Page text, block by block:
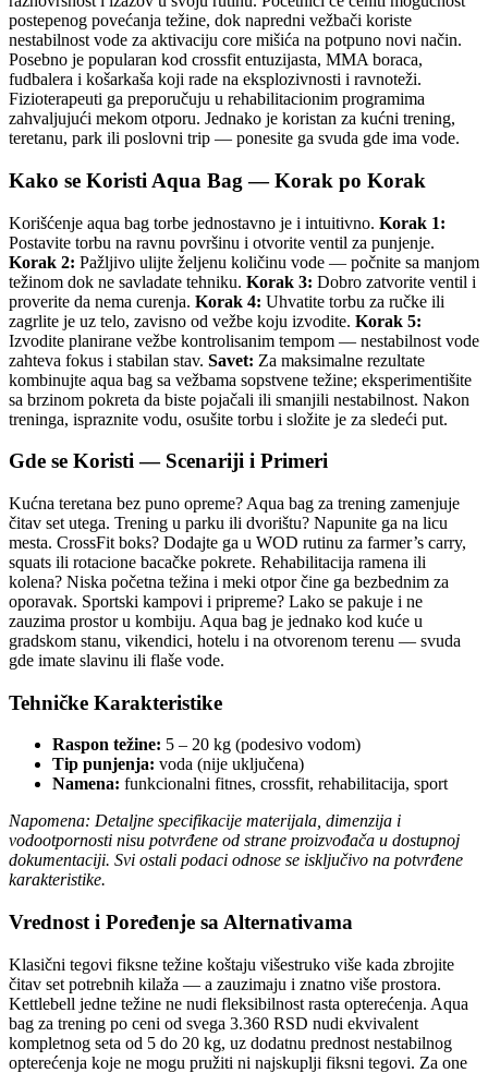
postepenog povećanja težine, dok napredni vežbači koriste
nestabilnost vode za aktivaciju core mišića na potpuno novi način.
Posebno je popularan kod crossfit entuzijasta, MMA boraca,
fudbalera i košarkaša koji rade na eksplozivnosti i ravnoteži.
Fizioterapeuti ga preporučuju u rehabilitacionim programima
zahvaljujući mekom otporu. Jednako je koristan za kućni trening,
teretanu, park ili poslovni trip — ponesite ga svuda gde ima vode.
Kako se Koristi Aqua Bag — Korak po Korak
Korišćenje aqua bag torbe jednostavno je i intuitivno. Korak 1:
Postavite torbu na ravnu površinu i otvorite ventil za punjenje.
Korak 2: Pažljivo ulijte željenu količinu vode — počnite sa manjom
težinom dok ne savladate tehniku. Korak 3: Dobro zatvorite ventil i
proverite da nema curenja. Korak 4: Uhvatite torbu za ručke ili
zagrlite je uz telo, zavisno od vežbe koju izvodite. Korak 5:
Izvodite planirane vežbe kontrolisanim tempom — nestabilnost vode
zahteva fokus i stabilan stav. Savet: Za maksimalne rezultate
kombinujte aqua bag sa vežbama sopstvene težine; eksperimentišite
sa brzinom pokreta da biste pojačali ili smanjili nestabilnost. Nakon
treninga, ispraznite vodu, osušite torbu i složite je za sledeći put.
Gde se Koristi — Scenariji i Primeri
Kućna teretana bez puno opreme? Aqua bag za trening zamenjuje
čitav set utega. Trening u parku ili dvorištu? Napunite ga na licu
mesta. CrossFit boks? Dodajte ga u WOD rutinu za farmer’s carry,
squats ili rotacione bacačke pokrete. Rehabilitacija ramena ili
kolena? Niska početna težina i meki otpor čine ga bezbednim za
oporavak. Sportski kampovi i pripreme? Lako se pakuje i ne
zauzima prostor u kombiju. Aqua bag je jednako kod kuće u
gradskom stanu, vikendici, hotelu i na otvorenom terenu — svuda
gde imate slavinu ili flaše vode.
Tehničke Karakteristike
Raspon težine: 5 – 20 kg (podesivo vodom)
Tip punjenja: voda (nije uključena)
Namena: funkcionalni fitnes, crossfit, rehabilitacija, sport
Napomena: Detaljne specifikacije materijala, dimenzija i
vodootpornosti nisu potvrđene od strane proizvođača u dostupnoj
dokumentaciji. Svi ostali podaci odnose se isključivo na potvrđene
karakteristike.
Vrednost i Poređenje sa Alternativama
Klasični tegovi fiksne težine koštaju višestruko više kada zbrojite
čitav set potrebnih kilaža — a zauzimaju i znatno više prostora.
Kettlebell jedne težine ne nudi fleksibilnost rasta opterećenja. Aqua
bag za trening po ceni od svega 3.360 RSD nudi ekvivalent
kompletnog seta od 5 do 20 kg, uz dodatnu prednost nestabilnog
opterećenja koje ne mogu pružiti ni najskuplji fiksni tegovi. Za one